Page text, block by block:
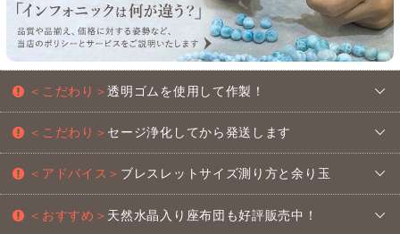
＜こだわり＞透明ゴムを使用して作製！
＜こだわり＞ セージ浄化してから発送します
＜アドバイス＞ ブレスレットサイズ測り方と余り玉
＜おすすめ＞ 天然水晶入り座布団も好評販売中！